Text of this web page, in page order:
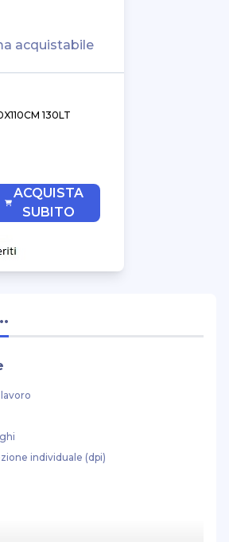
individuale (dpi)
acquistabile
130LT
ACQUISTA
SUBITO